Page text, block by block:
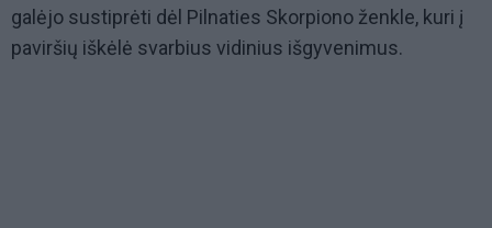
galėjo sustiprėti dėl Pilnaties Skorpiono ženkle, kuri į
paviršių iškėlė svarbius vidinius išgyvenimus.